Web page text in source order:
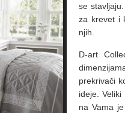
se
za krevet i
njih.
D-art
prekrivači
ideje.
na Vama